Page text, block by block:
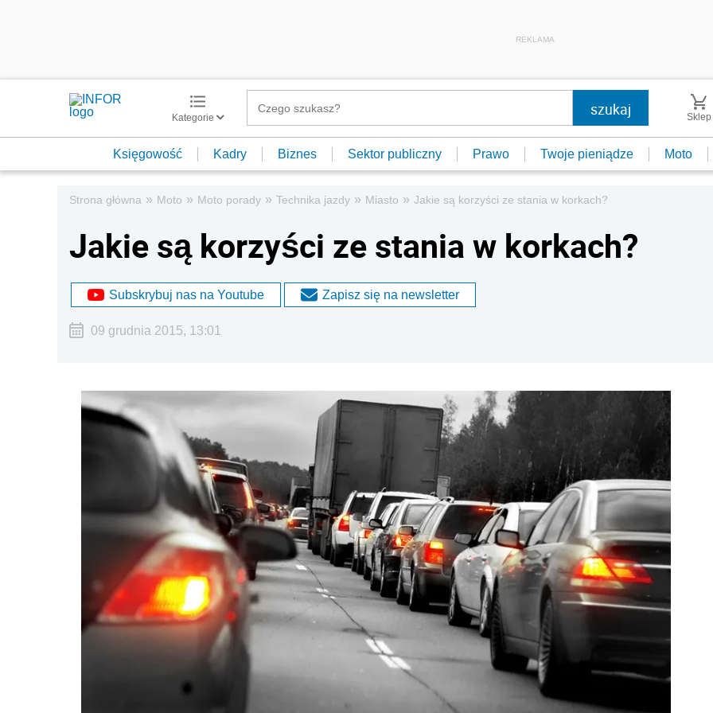
REKLAMA
Kategorie Sklep
Księgowość Kadry Biznes Sektor publiczny Prawo Twoje pieniądze Moto
Strona główna » Moto » Moto porady » Technika jazdy » Miasto » Jakie są korzyści ze stania w korkach?
Jakie są korzyści ze stania w korkach?
Subskrybuj nas na Youtube Zapisz się na newsletter
09 grudnia 2015, 13:01